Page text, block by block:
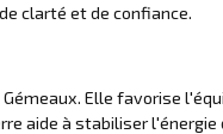
clarté et de confiance.
Elle favorise
aide à stabiliser